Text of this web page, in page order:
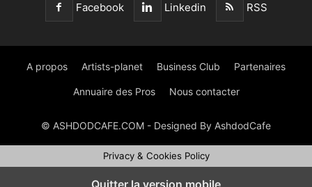
Facebook Linkedin RSS
A propos Artists-planet Business Club Partenaires
Annuaire des Pros Nous contacter
© ASHDODCAFE.COM - Designed By AshdodCafe
Privacy & Cookies Policy